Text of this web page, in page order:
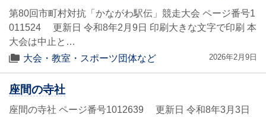
第80回市町村対抗「かながわ駅伝」競走大会 ページ番号1
011524 更新日 令和8年2月9日 印刷大きな文字で印刷 本
大会は中止と…
大会・教室・スポーツ団体など
2026年2月9日
座間の寺社
座間の寺社 ページ番号1012639 更新日 令和8年3月3日